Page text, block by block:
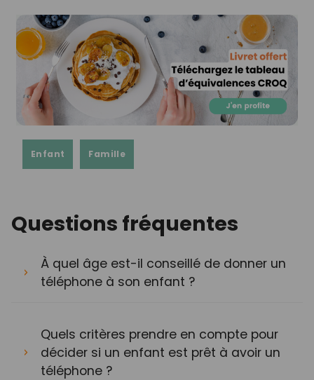
Enfant Famille
Questions fréquentes
À quel âge est-il conseillé de donner un
téléphone à son enfant ?
Quels critères prendre en compte pour
décider si un enfant est prêt à avoir un
téléphone ?